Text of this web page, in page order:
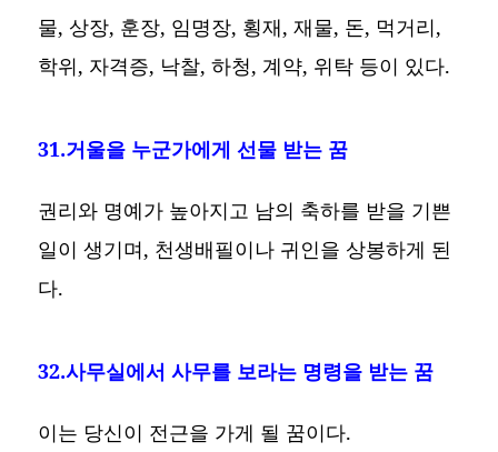
물, 상장, 훈장, 임명장, 횡재, 재물, 돈, 먹거리,
학위, 자격증, 낙찰, 하청, 계약, 위탁 등이 있다.
31.거울을 누군가에게 선물 받는 꿈
권리와 명예가 높아지고 남의 축하를 받을 기쁜
일이 생기며, 천생배필이나 귀인을 상봉하게 된
다.
32.사무실에서 사무를 보라는 명령을 받는 꿈
이는 당신이 전근을 가게 될 꿈이다.